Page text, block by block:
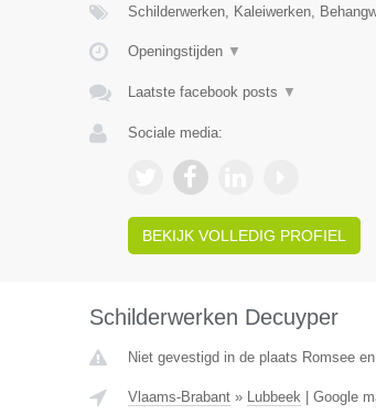
Schilderwerken, Kaleiwerken,
Openingstijden ▼
Laatste facebook posts ▼
Sociale media:
BEKIJK VOLLEDIG PROFIEL
Schilderwerken Decuyper
Niet gevestigd in de plaats Romsee
Vlaams-Brabant» Lubbeek| Google